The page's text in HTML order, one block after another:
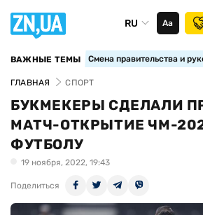
RU Аа
ВАЖНЫЕ ТЕМЫ Смена правительства и
ГЛАВНАЯ СПОРТ
БУКМЕКЕРЫ СДЕЛАЛИ
МАТЧ-ОТКРЫТИЕ ЧМ-
ФУТБОЛУ
19 ноября, 2022, 19:43
Поделиться